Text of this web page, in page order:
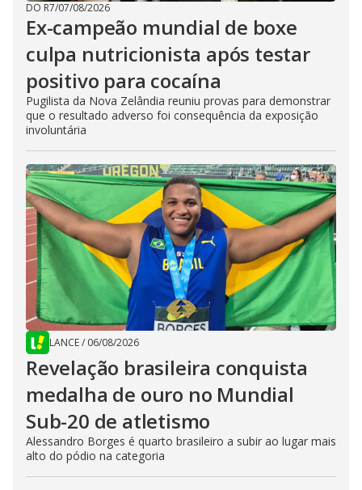
DO R7/07/08/2026
Ex-campeão mundial de boxe
culpa nutricionista após testar
positivo para cocaína
Pugilista da Nova Zelândia reuniu provas para demonstrar
que o resultado adverso foi consequência da exposição
involuntária
LANCE/ 06/08/2026
Revelação brasileira conquista
medalha de ouro no Mundial
Sub-20 de atletismo
Alessandro Borges é quarto brasileiro a subir ao lugar mais
alto do pódio na categoria